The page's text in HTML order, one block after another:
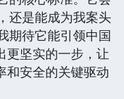
还是能成为我案头
期待它能引领中国
更坚实的一步，让
和安全的关键驱动